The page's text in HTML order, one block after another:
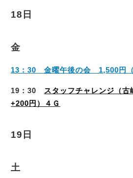
18日
金
13：30 金曜午後の会 1,500円（
19：30 スタッフチャレンジ（
+200円）４Ｇ
19日
土